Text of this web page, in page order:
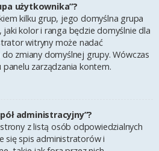
użytkownika”?
kilku grup, jego domyślna grupa
kolor i ranga będzie domyślnie dla
witryny może nadać
zmiany domyślnej grupy. Wówczas
zarządzania kontem.
administracyjny”?
z listą osób odpowiedzialnych
się spis administratorów i